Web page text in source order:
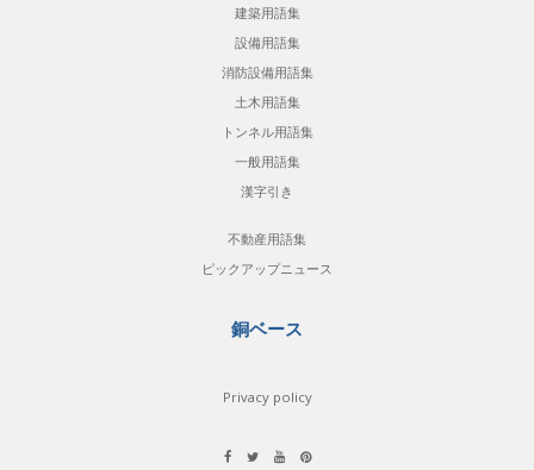
建築用語集
設備用語集
消防設備用語集
土木用語集
トンネル用語集
一般用語集
漢字引き
不動産用語集
ピックアップニュース
銅ベース
Privacy policy